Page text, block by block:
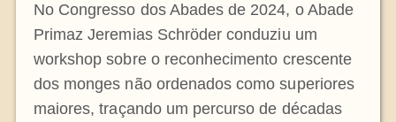
Arquivo OSB.org
No Congresso dos Abades de 2024, o Abade
Primaz Jeremias Schröder conduziu um
workshop sobre o reconhecimento crescente
dos monges não ordenados como superiores
maiores, traçando um percurso de décadas